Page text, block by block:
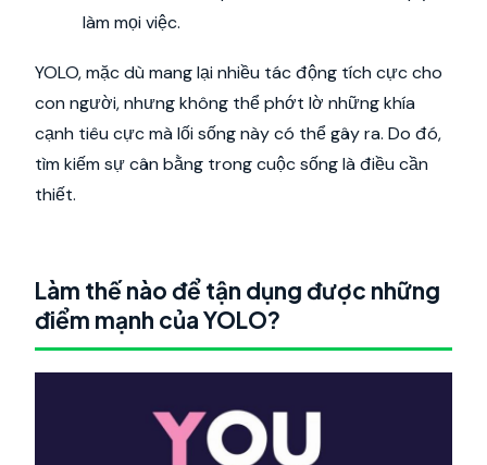
làm mọi việc.
YOLO, mặc dù mang lại nhiều tác động tích cực cho
con người, nhưng không thể phớt lờ những khía
cạnh tiêu cực mà lối sống này có thể gây ra. Do đó,
tìm kiếm sự cân bằng trong cuộc sống là điều cần
thiết.
Làm thế nào để tận dụng được những
điểm mạnh của YOLO?